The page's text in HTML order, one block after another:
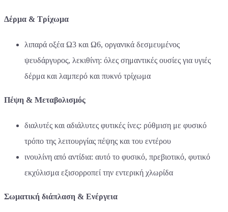
Δέρμα & Τρίχωμα
λιπαρά οξέα Ω3 και Ω6, οργανικά δεσμευμένος
ψευδάργυρος, λεκιθίνη: όλες σημαντικές ουσίες για υγιές
δέρμα και λαμπερό και πυκνό τρίχωμα
Πέψη & Μεταβολισμός
διαλυτές και αδιάλυτες φυτικές ίνες: ρύθμιση με φυσικό
τρόπο της λειτουργίας πέψης και του εντέρου
ινουλίνη από αντίδια: αυτό το φυσικό, πρεβιοτικό, φυτικό
εκχύλισμα εξισορροπεί την εντερική χλωρίδα
Σωματική διάπλαση & Ενέργεια